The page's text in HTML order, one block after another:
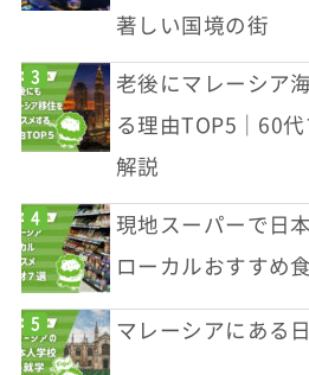
著しい国境の街
老後にマレーシア
る理由TOP5｜60
解説
現地スーパーで日
ローカルおすすめ
マレーシアにある